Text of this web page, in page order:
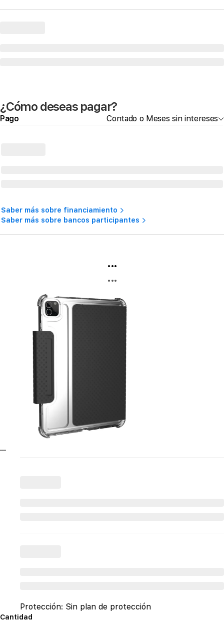
¿Cómo deseas pagar?
Pago Contado o Meses sin intereses
Saber más sobre financiamiento
Saber más sobre bancos participantes
...
...
...
Protección: Sin plan de protección
Cantidad